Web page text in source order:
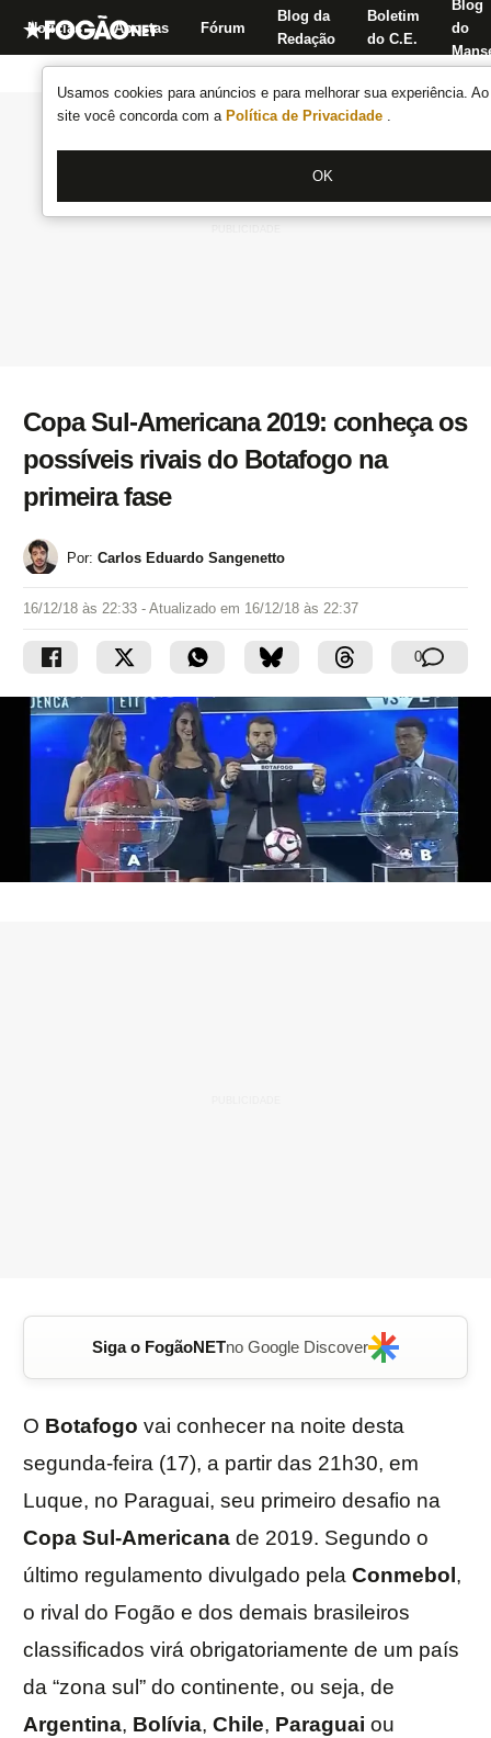
Usamos cookies para anúncios e para melhorar sua experiência.
site você concorda com a Política de Privacidade .
OK
Notícias Apostas Fórum
Blog da
Redação
Boletim
do C.E.
Blog
do
Copa Sul-Americana 2019: conheça os
possíveis rivais do Botafogo na
primeira fase
Por: Carlos Eduardo Sangenetto
16/12/18 às 22:33 - Atualizado em 16/12/18 às 22:37
0
Siga o FogãoNETno Google Discover
O Botafogo vai conhecer na noite desta
segunda-feira (17), a partir das 21h30, em
Luque, no Paraguai, seu primeiro desafio na
Copa Sul-Americana de 2019. Segundo o
último regulamento divulgado pela Conmebol ,
o rival do Fogão e dos demais brasileiros
classificados virá obrigatoriamente de um país
da “zona sul” do continente, ou seja, de
Argentina, Bolívia, Chile, Paraguai ou